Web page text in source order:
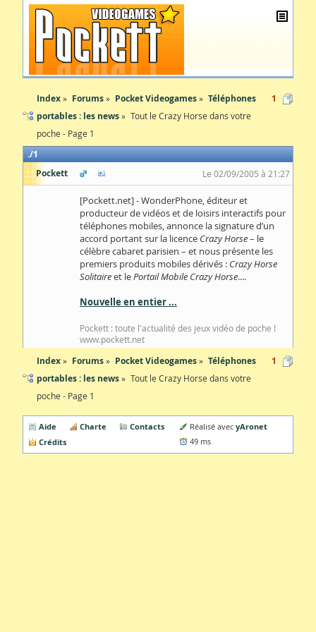
Index Forums Pocket Videogames
Téléphones
portables : les news
Tout le Crazy Horse dans votre
poche - Page 1
1
1
Pockett
Le 02/09/2005 à 21:27
[Pockett.net] - WonderPhone, éditeur et
producteur de vidéos et de loisirs interactifs pour
téléphones mobiles, annonce la signature d’un
accord portant sur la licence Crazy Horse– le
célèbre cabaret parisien – et nous présente les
premiers produits mobiles dérivés : Crazy Horse
Solitaireet lePortail Mobile Crazy Horse....
Nouvelle en entier ...
Pockett : toute l'actualité des jeux vidéo de poche !
www.pockett.net
Index Forums Pocket Videogames
Téléphones
portables : les news
Tout le Crazy Horse dans votre
poche - Page 1
1
Aide Charte
Contacts
Crédits
Réalisé avecyAronet
49 ms